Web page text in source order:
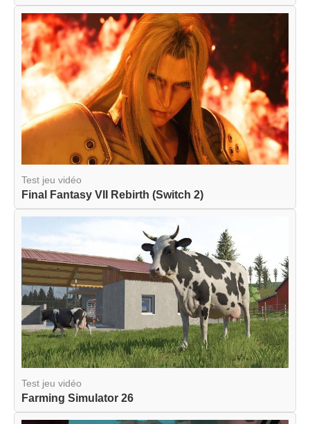
Test jeu vidéo
Final Fantasy VII Rebirth (Switch 2)
Test jeu vidéo
Farming Simulator 26